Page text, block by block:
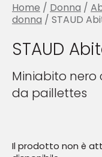
Home / Donna /
donna / STAUD
STAUD
Miniabito nero
da paillettes
Il prodotto non è